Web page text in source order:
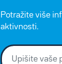
Potražite više
aktivnosti.